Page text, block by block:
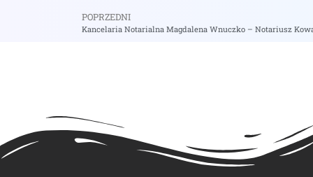
POPRZEDNI
Kancelaria Notarialna Magdalena Wnuczko – Notariusz